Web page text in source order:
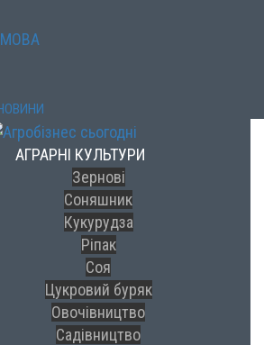
АГРАРНІ КУЛЬТУРИ
Зернові
Соняшник
Кукурудза
Ріпак
Соя
Цукровий буряк
Овочівництво
Садівництво